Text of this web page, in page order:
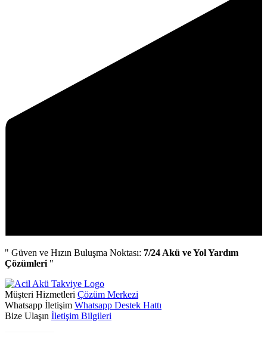
" Güven ve Hızın Buluşma Noktası: 7/24 Akü ve Yol Yardım
Çözümleri "
Müşteri Hizmetleri Çözüm Merkezi
Whatsapp İletişim Whatsapp Destek Hattı
Bize Ulaşın İletişim Bilgileri